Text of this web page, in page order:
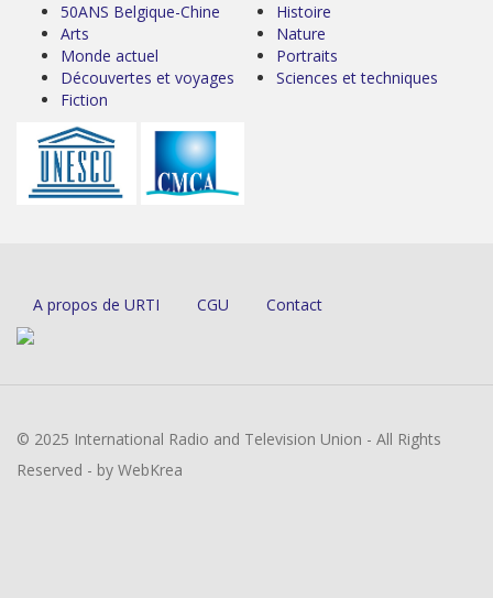
50ANS Belgique-Chine
Arts
Monde actuel
Découvertes et voyages
Fiction
Histoire
Nature
Portraits
Sciences et techniques
A propos de URTI CGU Contact
© 2025 International Radio and Television Union - All Rights
Reserved - by WebKrea